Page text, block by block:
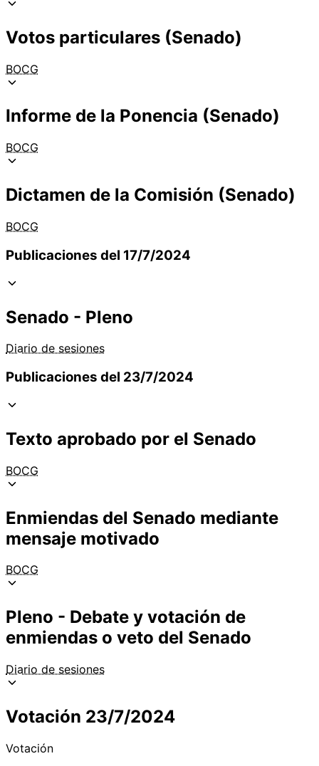
Votos particulares (Senado)
BOCG
Informe de la Ponencia (Senado)
BOCG
Dictamen de la Comisión (Senado)
BOCG
Publicaciones del 17/7/2024
Senado - Pleno
Diario de sesiones
Publicaciones del 23/7/2024
Texto aprobado por el Senado
BOCG
Enmiendas del Senado mediante
mensaje motivado
BOCG
Pleno - Debate y votación de
enmiendas o veto del Senado
Diario de sesiones
Votación 23/7/2024
Votación